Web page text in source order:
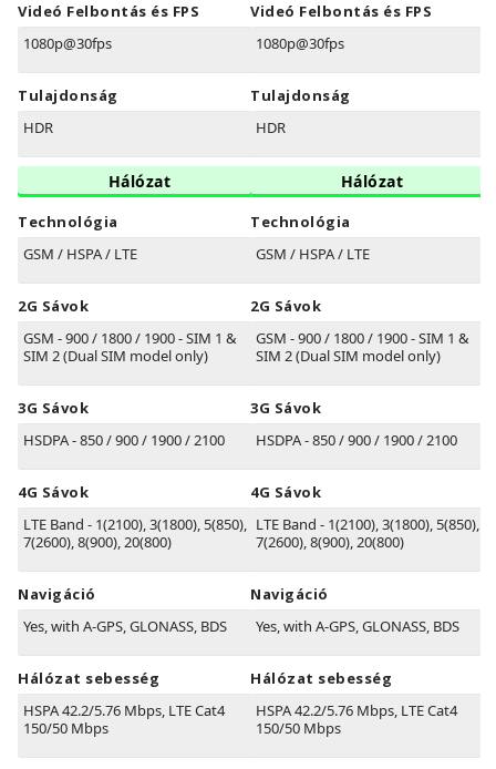
Videó Felbontás és FPS
1080p@30fps
Tulajdonság
HDR
Hálózat
Technológia
GSM / HSPA / LTE
2G Sávok
GSM - 900 / 1800 / 1900 - SIM 1 &
SIM 2 (Dual SIM model only)
3G Sávok
HSDPA - 850 / 900 / 1900 / 2100
4G Sávok
LTE Band - 1(2100), 3(1800), 5(850),
7(2600), 8(900), 20(800)
Navigáció
Yes, with A-GPS, GLONASS, BDS
Hálózat sebesség
HSPA 42.2/5.76 Mbps, LTE Cat4
150/50 Mbps
Videó Felbontás és FPS
1080p@30fps
Tulajdonság
HDR
Hálózat
Technológia
GSM / HSPA / LTE
2G Sávok
GSM - 900 / 1800 / 1900 - SIM 1 &
SIM 2 (Dual SIM model only)
3G Sávok
HSDPA - 850 / 900 / 1900 / 2100
4G Sávok
LTE Band - 1(2100), 3(1800), 5(850),
7(2600), 8(900), 20(800)
Navigáció
Yes, with A-GPS, GLONASS, BDS
Hálózat sebesség
HSPA 42.2/5.76 Mbps, LTE Cat4
150/50 Mbps